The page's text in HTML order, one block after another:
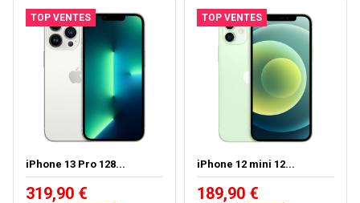
TOP VENTES
iPhone 13 Pro 128...
319,90 €
TOP VENTES
iPhone 12 mini 12...
189,90 €